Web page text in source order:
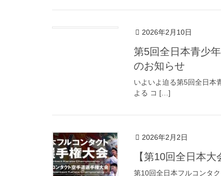
2026年2月10日
第5回全日本青少
のお知らせ
いよいよ迫る第5回全日本
よる コ […]
2026年2月2日
【第10回全日本
第10回全日本フルコンタ